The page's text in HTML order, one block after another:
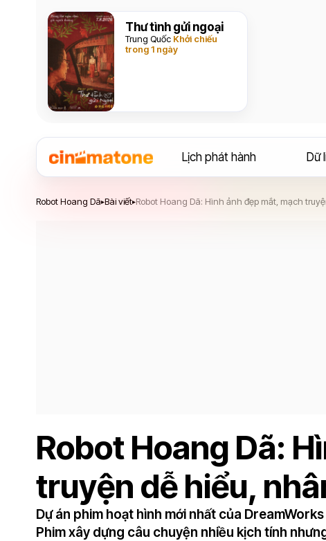
Thư tình gửi ngoại
Trung Quốc Khởi chiếu
trong 1 ngày
Lịch phát hành Dữ
Robot Hoang Dã▸Bài viết▸Robot Hoang Dã: Hình ảnh đẹp mắt, mạch
Robot Hoang Dã:
truyện dễ hiểu,
Dự án phim hoạt hình mới nhất của
Phim xây dựng câu chuyện nhiều kịch tính